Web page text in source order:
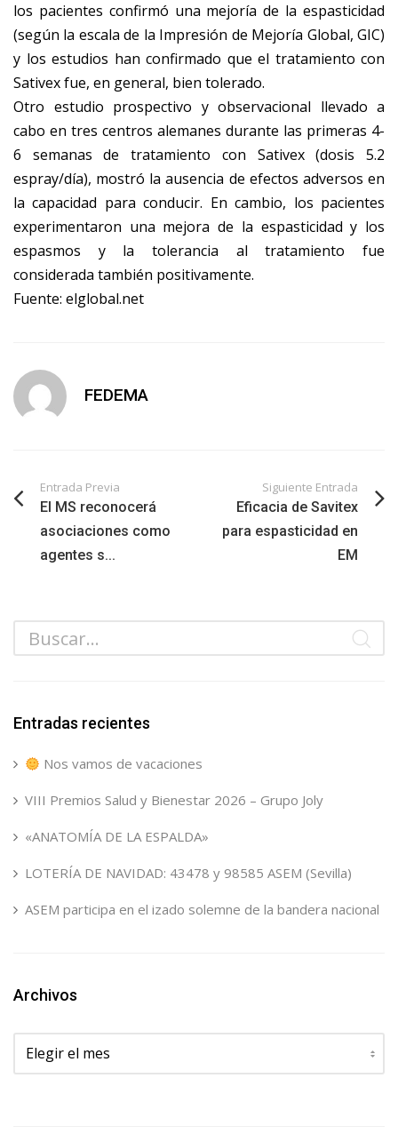
los pacientes confirmó una mejoría de la espasticidad
(según la escala de la Impresión de Mejoría Global, GIC)
y los estudios han confirmado que el tratamiento con
Sativex fue, en general, bien tolerado.
Otro estudio prospectivo y observacional llevado a
cabo en tres centros alemanes durante las primeras 4-
6 semanas de tratamiento con Sativex (dosis 5.2
espray/día), mostró la ausencia de efectos adversos en
la capacidad para conducir. En cambio, los pacientes
experimentaron una mejora de la espasticidad y los
espasmos y la tolerancia al tratamiento fue
considerada también positivamente.
Fuente: elglobal.net
FEDEMA
Entrada Previa
El MS reconocerá
asociaciones como
agentes s...
Siguiente Entrada
Eficacia de Savitex
para espasticidad en
EM
Entradas recientes
Nos vamos de vacaciones
VIII Premios Salud y Bienestar 2026 – Grupo Joly
«ANATOMÍA DE LA ESPALDA»
LOTERÍA DE NAVIDAD: 43478 y 98585 ASEM (Sevilla)
ASEM participa en el izado solemne de la bandera nacional
Archivos
Archivos